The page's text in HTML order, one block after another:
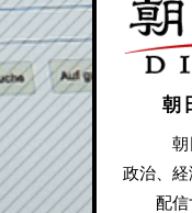
朝
朝
政治、
配信